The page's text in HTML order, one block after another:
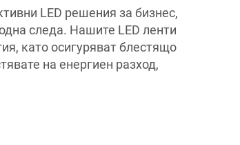
LED решения за бизнес,
следа. Нашите LED ленти
като осигуряват блестящо
на енергиен разход,